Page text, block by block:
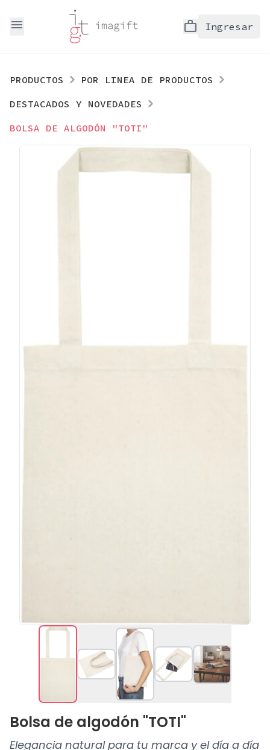
menu work Ingresar
PRODUCTOS
POR LINEA DE PRODUCTOS
DESTACADOS Y NOVEDADES
BOLSA DE ALGODÓN "TOTI"
Bolsa de algodón "TOTI"
Elegancia natural para tu marca y el día a día